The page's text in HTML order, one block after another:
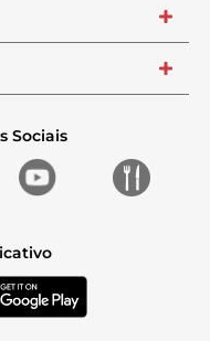
+
+
Sociais